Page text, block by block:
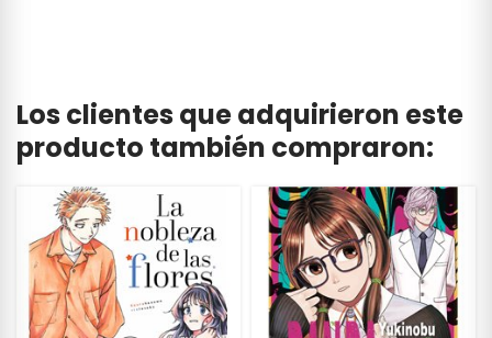
Los clientes que adquirieron este
producto también compraron: